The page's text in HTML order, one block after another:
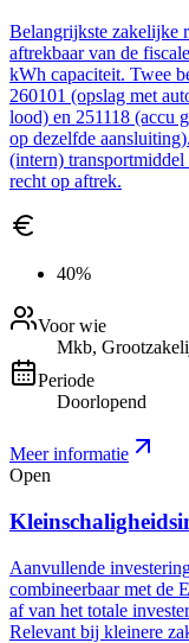
Belangrijkste zakelijke
aftrekbaar van de
kWh capaciteit. Twee
260101 (opslag met
lood) en 251118 (accu
op dezelfde
(intern)
recht op aftrek.
40%
Voor wie
Mkb,
Periode
Doorlopend
Meer informatie
Open
Aanvullende
combineerbaar met de
af van het totale
Relevant bij kleinere